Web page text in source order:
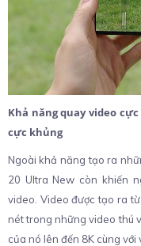
Khả năng quay video
cực khủng
Ngoài khả năng tạo ra
20 Ultra New còn khiến
video. Video được tạo ra
nét trong những video thú
của nó lên đến 8K cùng